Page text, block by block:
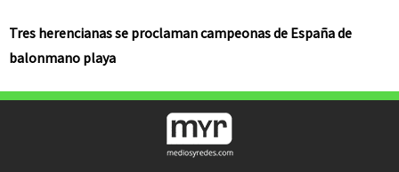
Tres herencianas se proclaman campeonas de España de
balonmano playa